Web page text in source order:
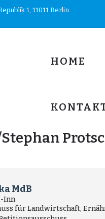
1, 11011 Berlin
HOME
MdB
Inn
für Landwirtschaft,